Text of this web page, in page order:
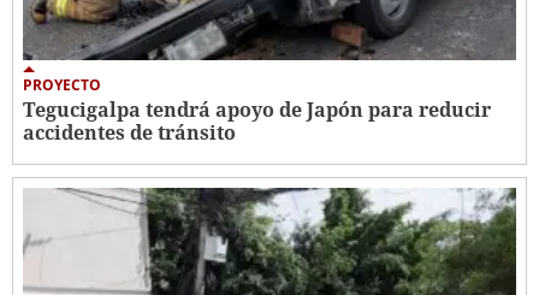
PROYECTO
Tegucigalpa tendrá apoyo de Japón para reducir
accidentes de tránsito